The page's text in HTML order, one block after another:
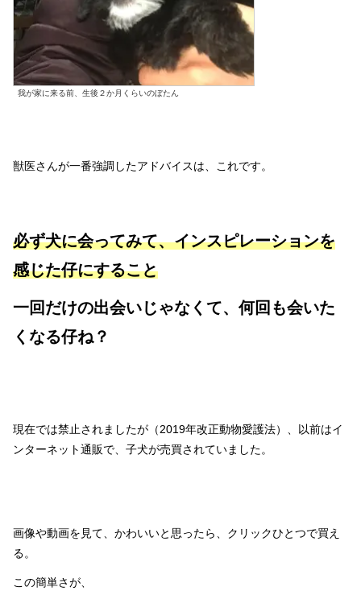
我が家に来る前、生後２か月くらいのぼたん
獣医さんが一番強調したアドバイスは、これです。
必ず犬に会ってみて、インスピレーションを
感じた仔にすること
一回だけの出会いじゃなくて、何回も会いた
くなる仔ね？
現在では禁止されましたが（2019年改正動物愛護法）、以前はイ
ンターネット通販で、子犬が売買されていました。
画像や動画を見て、かわいいと思ったら、クリックひとつで買え
る。
この簡単さが、